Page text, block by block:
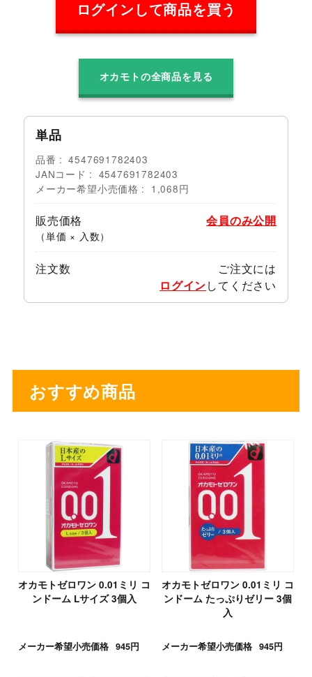
ログインして商品を買う
オカモトの全商品を見る
単品
品番
4547691782403
JANコード
4547691782403
メーカー希望小売価格
1,068円
販売価格
（単価 × 入数）
会員のみ公開
注文数
ご注文には
ログインしてください
おすすめ商品
オカモトゼロワン 0.01ミリ コ
ンドーム Lサイズ 3個入
メーカー希望小売価格 945円
オカモトゼロワン 0.01ミリ コ
ンドーム たっぷりゼリー 3個
入
メーカー希望小売価格 945円